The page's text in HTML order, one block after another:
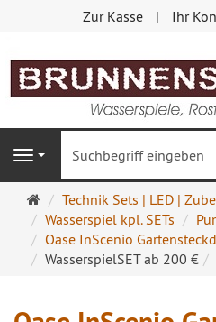
Zur Kasse Ihr
Navigation
Startseite
Technik Sets | LED |
Wasserspiel kpl. SETs
Oase InScenio
WasserspielSET ab 200 €